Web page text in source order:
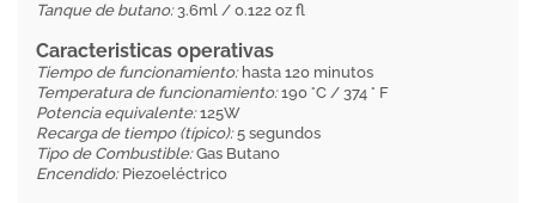
Tanque de butano:3.6ml / 0.122 oz fl
Caracteristicas operativas
Tiempo de funcionamiento:hasta 120 minutos
Temperatura de funcionamiento:190 °C / 374 ° F
Potencia equivalente:125W
Recarga de tiempo (típico):5 segundos
Tipo de Combustible:Gas Butano
Encendido:Piezoeléctrico